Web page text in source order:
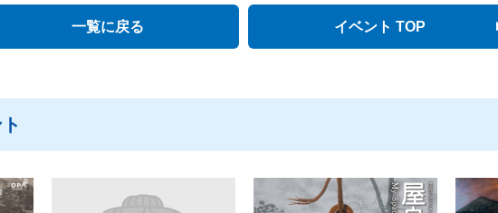
一覧に戻る イベント TOP